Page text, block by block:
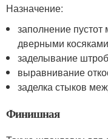
Назначение:
заполнение
дверными
заделывание
выравнивание
заделка стыков
Финишная